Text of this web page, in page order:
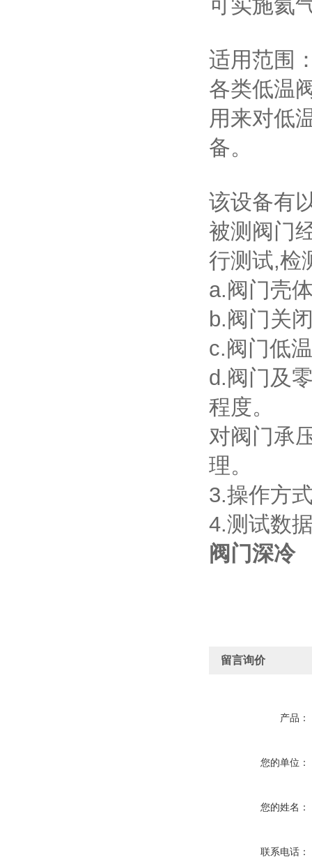
可实施氦
适用范围
各类低温
用来对低
备。
该设备有
被测阀门
行测试,检
a.阀门壳
b.阀门关
c.阀门低
d.阀门及
程度。
对阀门承
理。
3.操作方
4.测试数
阀门深冷
留言询价
产品：
您的单位：
您的姓名：
联系电话：